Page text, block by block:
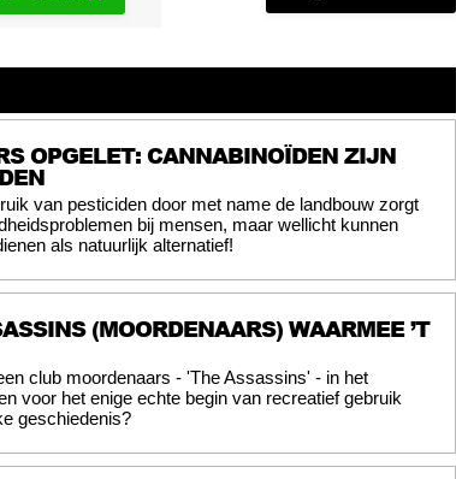
OPGELET: CANNABINOÏDEN ZIJN
van pesticiden door met name de landbouw zorgt
bij mensen, maar wellicht kunnen
als natuurlijk alternatief!
(MOORDENAARS) WAARMEE ’T
club moordenaars - 'The Assassins' - in het
voor het enige echte begin van recreatief gebruik
geschiedenis?